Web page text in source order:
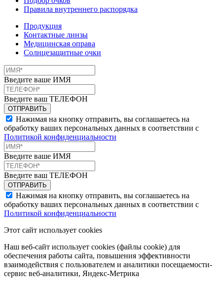
Правила внутреннего распорядка
Продукция
Контактные линзы
Медицинская оправа
Солнцезащитные очки
Введите ваше ИМЯ
Введите ваш ТЕЛЕФОН
Нажимая на кнопку отправить, вы соглашаетесь на
обработку ваших персональных данных в соответствии с
Политикой конфиденциальности
Введите ваше ИМЯ
Введите ваш ТЕЛЕФОН
Нажимая на кнопку отправить, вы соглашаетесь на
обработку ваших персональных данных в соответствии с
Политикой конфиденциальности
Этот сайт использует cookies
Наш веб-сайт использует cookies (файлы cookie) для
обеспечения работы сайта, повышения эффективности
взаимодействия с пользователем и аналитики посещаемости-
сервис веб-аналитики, Яндекс-Метрика